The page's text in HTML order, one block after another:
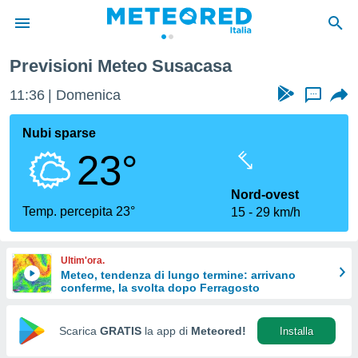
di
per
le
di
Web
Previsioni Meteo Susacasa
11:36 Domenica ...
Nubi sparse
23°
Temp. percepita 23°
Nord-ovest
15
29 km/h
Ultim'ora.
Meteo, tendenza di lungo termine: arrivano
conferme, la svolta dopo Ferragosto
Scarica GRATIS la app di Meteored! Installa